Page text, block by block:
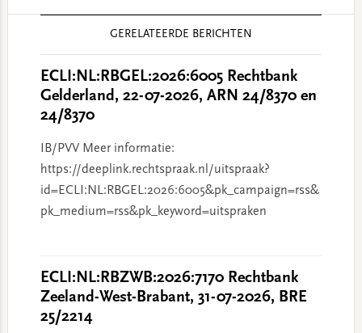
GERELATEERDE BERICHTEN
ECLI:NL:RBGEL:2026:6005 Rechtbank
Gelderland, 22-07-2026, ARN 24/8370 en
24/8370
IB/PVV Meer informatie:
https://deeplink.rechtspraak.nl/uitspraak?
id=ECLI:NL:RBGEL:2026:6005&pk_campaign=rss&
pk_medium=rss&pk_keyword=uitspraken
ECLI:NL:RBZWB:2026:7170 Rechtbank
Zeeland-West-Brabant, 31-07-2026, BRE
25/2214